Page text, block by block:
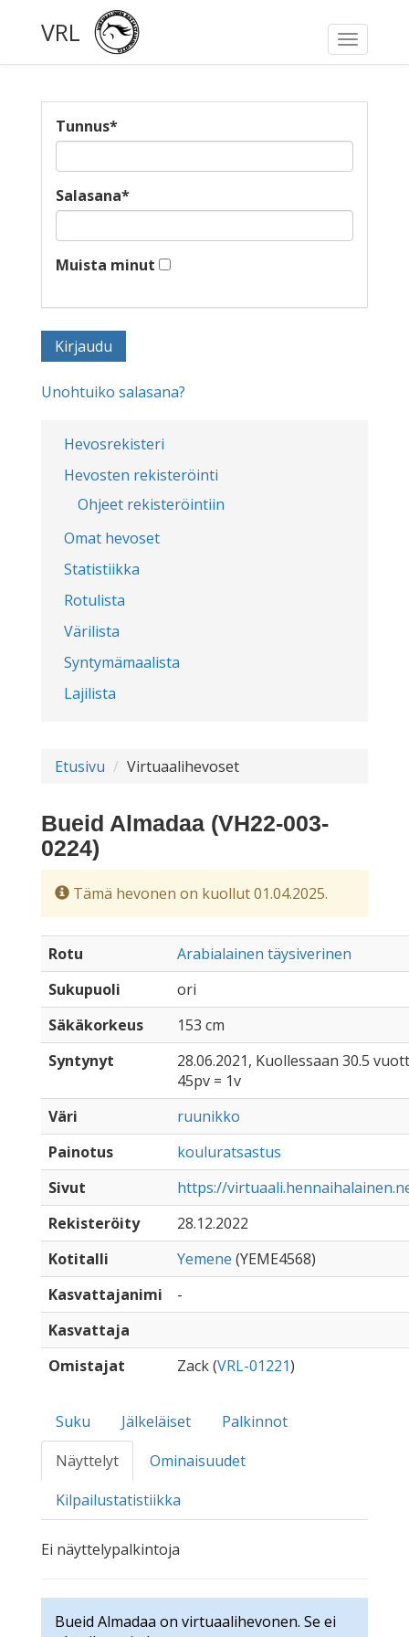
Toggle
VRL
Hevosrekisteri
Hevosten rekisteröinti
Ohjeet rekisteröintiin
Omat hevoset
Statistiikka
Rotulista
Värilista
Syntymämaalista
Lajilista
Tunnus*
Salasana*
Muista minut
Unohtuiko salasana?
Etusivu Virtuaalihevoset
Bueid Almadaa (VH22-003-
0224)
Tämä hevonen on kuollut 01.04.2025.
Rotu
Arabialainen täysiverinen
Sukupuoli
ori
Säkäkorkeus
153 cm
Syntynyt
28.06.2021, Kuollessaan 30.5
45pv = 1v
Väri
ruunikko
Painotus
kouluratsastus
Sivut
https://
Rekisteröity
28.12.2022
Kotitalli
Yemene (YEME4568)
Kasvattajanimi
-
Kasvattaja
Omistajat
Zack (VRL-01221)
Suku Jälkeläiset
Palkinnot
Näyttelyt
Ominaisuudet
Kilpailustatistiikka
Ei näyttelypalkintoja
Bueid Almadaa on virtuaalihevonen. Se ei